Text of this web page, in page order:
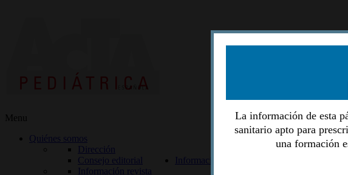
Menu
Quiénes somos
Dirección
Consejo editorial
Información lectores
Información revista
La información de esta
sanitario apto para
una formación